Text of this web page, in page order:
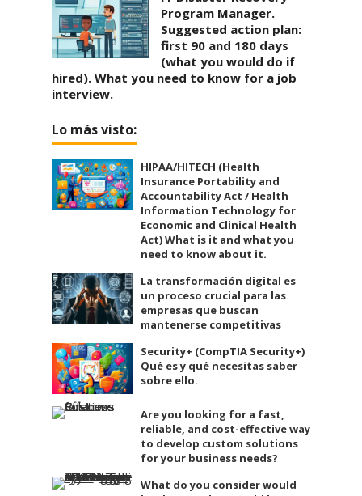
Program Manager.
Suggested action plan:
first 90 and 180 days
(what you would do if
hired). What you need to know for a job
interview.
Lo más visto:
HIPAA/HITECH (Health
Insurance Portability and
Accountability Act / Health
Information Technology for
Economic and Clinical Health
Act) What is it and what you
need to know about it.
La transformación digital es
un proceso crucial para las
empresas que buscan
mantenerse competitivas
Security+ (CompTIA Security+)
Qué es y qué necesitas saber
sobre ello.
Are you looking for a fast,
reliable, and cost-effective way
to develop custom solutions
for your business needs?
What do you consider would